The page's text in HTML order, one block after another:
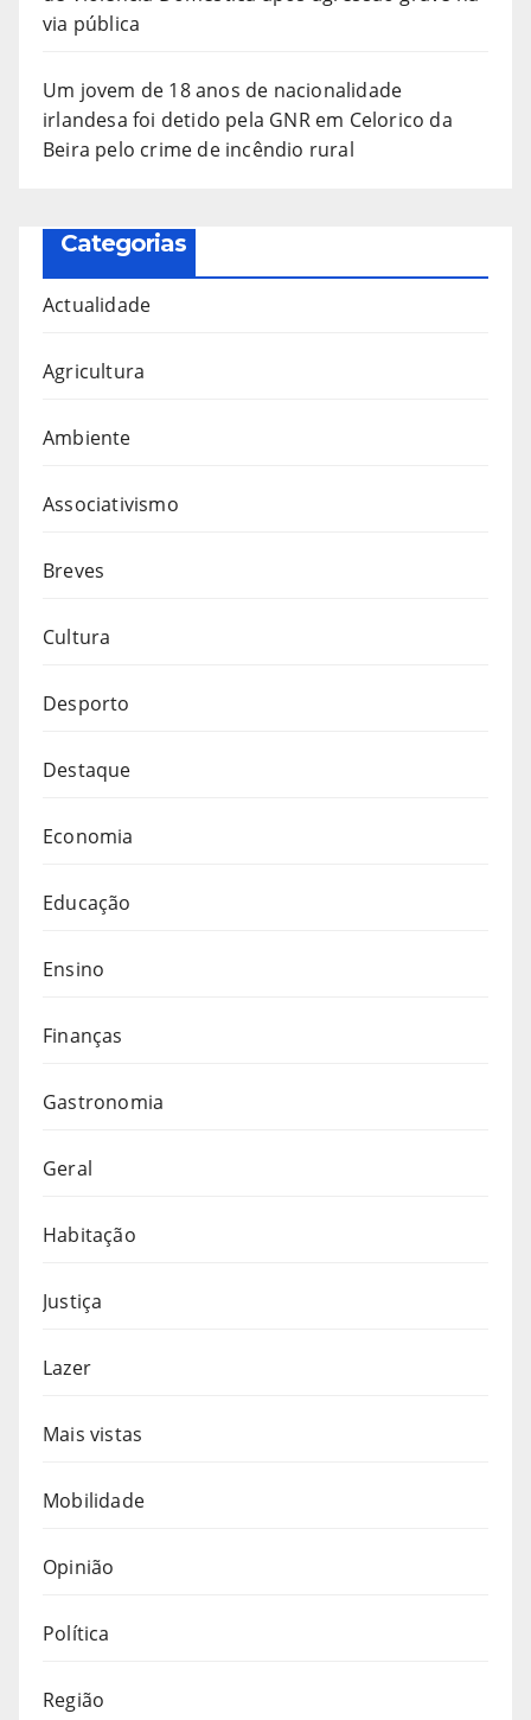
via pública
Um jovem de 18 anos de nacionalidade
irlandesa foi detido pela GNR em Celorico da
Beira pelo crime de incêndio rural
Categorias
Actualidade
Agricultura
Ambiente
Associativismo
Breves
Cultura
Desporto
Destaque
Economia
Educação
Ensino
Finanças
Gastronomia
Geral
Habitação
Justiça
Lazer
Mais vistas
Mobilidade
Opinião
Política
Região